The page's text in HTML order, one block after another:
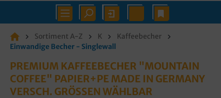
Sortiment A-Z K
Kaffeebecher
Einwandige Becher - Singlewall
PREMIUM KAFFEEBECHER "MOUNTAIN
COFFEE" PAPIER+PE MADE IN GERMANY
VERSCH. GRÖSSEN WÄHLBAR